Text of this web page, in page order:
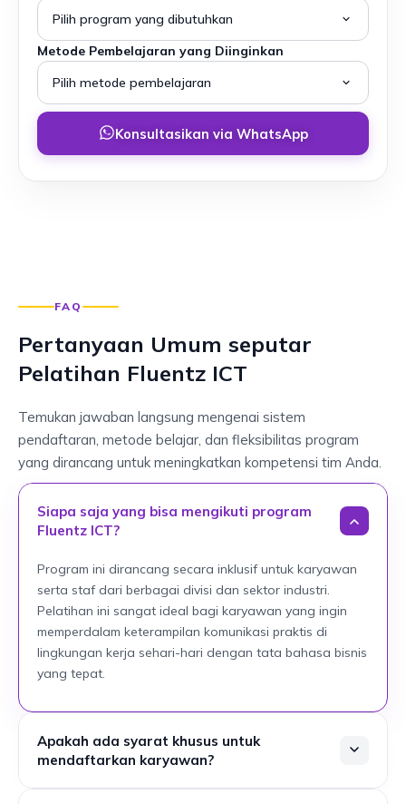
Metode Pembelajaran yang Diinginkan
Konsultasikan via WhatsApp
FAQ
Pertanyaan Umum seputar
Pelatihan Fluentz ICT
Temukan jawaban langsung mengenai sistem
pendaftaran, metode belajar, dan fleksibilitas program
yang dirancang untuk meningkatkan kompetensi tim Anda.
Siapa saja yang bisa mengikuti program
Fluentz ICT?
Program ini dirancang secara inklusif untuk karyawan
serta staf dari berbagai divisi dan sektor industri.
Pelatihan ini sangat ideal bagi karyawan yang ingin
memperdalam keterampilan komunikasi praktis di
lingkungan kerja sehari-hari dengan tata bahasa bisnis
yang tepat.
Apakah ada syarat khusus untuk
mendaftarkan karyawan?